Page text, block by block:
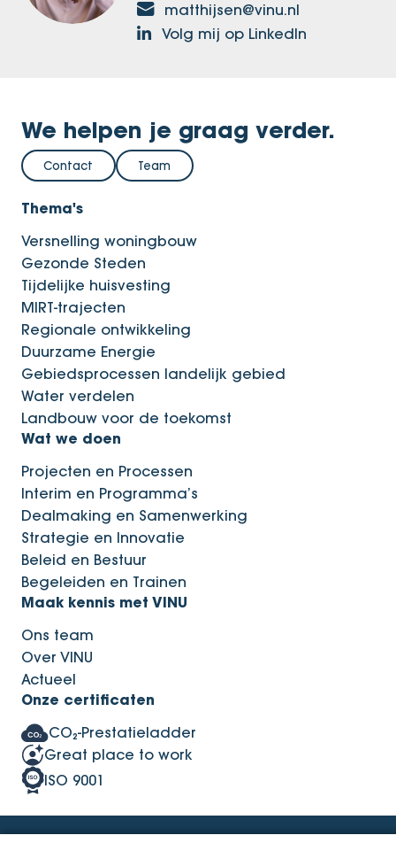
matthijsen@vinu.nl
Volg mij op LinkedIn
We helpen je graag verder.
Contact Team
Thema's
Versnelling woningbouw
Gezonde Steden
Tijdelijke huisvesting
MIRT-trajecten
Regionale ontwikkeling
Duurzame Energie
Gebiedsprocessen landelijk gebied
Water verdelen
Landbouw voor de toekomst
Wat we doen
Projecten en Processen
Interim en Programma’s
Dealmaking en Samenwerking
Strategie en Innovatie
Beleid en Bestuur
Begeleiden en Trainen
Maak kennis met VINU
Ons team
Over VINU
Actueel
Onze certificaten
CO₂-Prestatieladder
Great place to work
ISO 9001